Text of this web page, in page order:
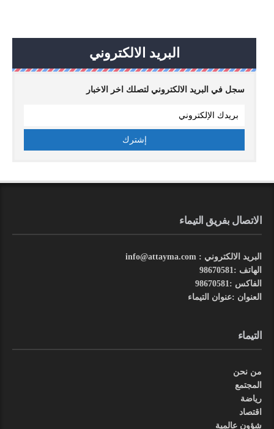
البريد الالكتروني
سجل في البريد الالكتروني لتصلك اخر الاخبار
الاتصال بفريق التيماء
البريد الالكتروني : info@attayma.com
الهاتف :98670581
الفاكس :98670581
العنوان :عنوان التيماء
التيماء
من نحن
المجتمع
رياضة
اقتصاد
شؤون عالمية